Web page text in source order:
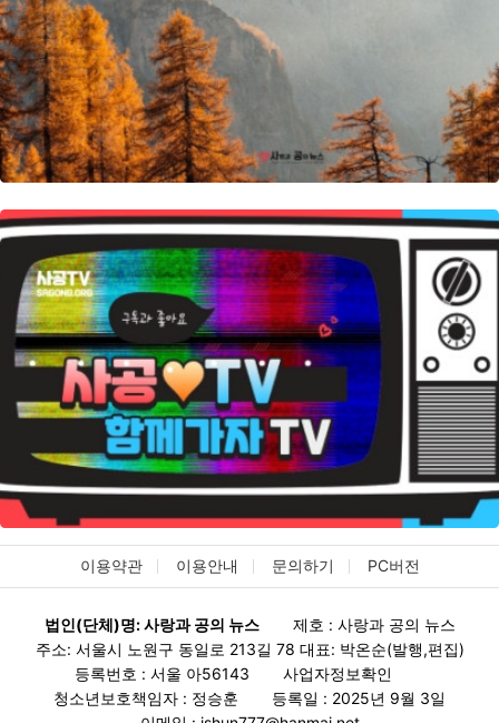
이용약관 이용안내 문의하기 PC버전
법인(단체)명: 사랑과 공의 뉴스
제호 : 사랑과 공의 뉴스
주소: 서울시 노원구 동일로 213길 78 대표: 박온순(발행,편집)
등록번호 : 서울 아56143
사업자정보확인
청소년보호책임자 : 정승훈
등록일 : 2025년 9월 3일